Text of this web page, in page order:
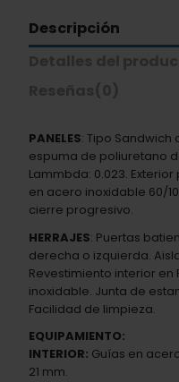
Descripción
PANELES: Tipo
espuma de poliuretano
Lammbda: 0.023.
en acero inoxidable 60/
cierre progresivo.
HERRAJES: Puertas
derecha o izquierda.
Revestimiento interior
inoxidable. Junta de
Facilidad de limpieza.
EQUIPAMIENTO:
INTERIOR: Guías en
21 mm.